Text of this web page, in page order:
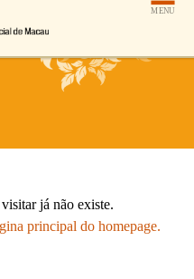
MENU
já não existe.
principal do homepage.